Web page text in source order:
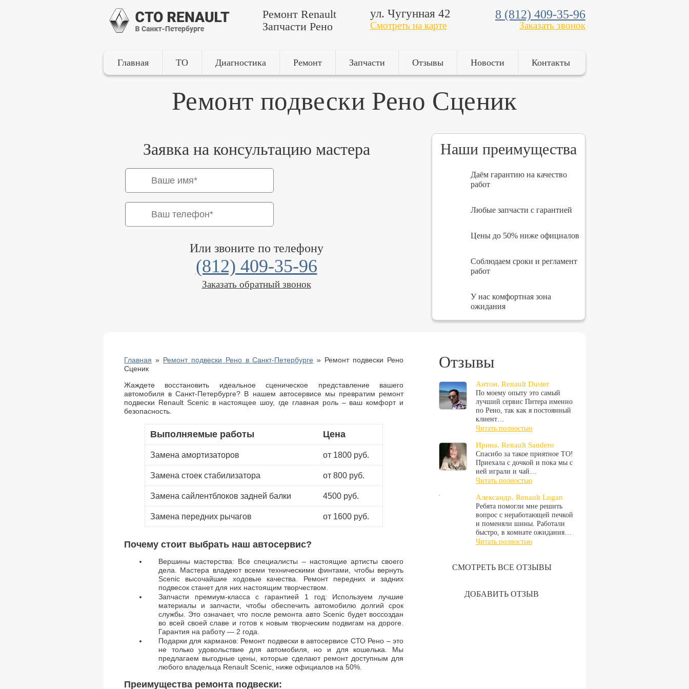
Ремонт Renault
Запчасти Рено
ул. Чугунная 42
Смотреть на карте
8 (812) 409-35-96
Заказать звонок
Главная ТО Диагностика Ремонт Запчасти Отзывы Новости Контакты
Ремонт подвески Рено Сценик
Заявка на консультацию мастера
Или звоните по телефону
(812) 409-35-96
Заказать обратный звонок
Наши преимущества
Даём гарантию на качество
работ
Любые запчасти с гарантией
Цены до 50% ниже официалов
Соблюдаем сроки и регламент
работ
У нас комфортная зона
ожидания
Главная » Ремонт подвески Рено в Санкт-Петербурге » Ремонт подвески Рено
Сценик
Жаждете восстановить идеальное сценическое представление вашего
автомобиля в Санкт-Петербурге? В нашем автосервисе мы превратим ремонт
подвески Renault Scenic в настоящее шоу, где главная роль – ваш комфорт и
безопасность.
Выполняемые работы Цена
Замена амортизаторов от 1800 руб.
Замена стоек стабилизатора от 800 руб.
Замена сайлентблоков задней балки 4500 руб.
Замена передних рычагов от 1600 руб.
Почему стоит выбрать наш автосервис?
Вершины мастерства: Все специалисты – настоящие артисты своего
дела. Мастера владеют всеми техническими финтами, чтобы вернуть
Scenic высочайшие ходовые качества. Ремонт передних и задних
подвесок станет для них настоящим творчеством.
Запчасти премиум-класса с гарантией 1 год: Используем лучшие
материалы и запчасти, чтобы обеспечить автомобилю долгий срок
службы. Это означает, что после ремонта авто Scenic будет воссоздан
во всей своей славе и готов к новым творческим подвигам на дороге.
Гарантия на работу — 2 года.
Подарки для карманов: Ремонт подвески в автосервисе СТО Рено – это
не только удовольствие для автомобиля, но и для кошелька. Мы
предлагаем выгодные цены, которые сделают ремонт доступным для
любого владельца Renault Scenic, ниже официалов на 50%.
Преимущества ремонта подвески:
Отзывы
Антон. Renault Duster
По моему опыту это самый
лучший сервис Питера именно
по Рено, так как я постоянный
клиент…
Читать полностью
Ирина. Renault Sandero
Спасибо за такое приятное ТО!
Приехала с дочкой и пока мы с
ней играли и чай…
Читать полностью
Александр. Renault Logan
Ребята помогли мне решить
вопрос с неработающей печкой
и поменяли шины. Работали
быстро, в комнате ожидания…
Читать полностью
СМОТРЕТЬ ВСЕ ОТЗЫВЫ
ДОБАВИТЬ ОТЗЫВ